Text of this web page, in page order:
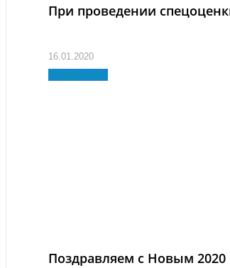
При проведении
16.01.2020
Подробнее
Поздравляем с Новым 2020